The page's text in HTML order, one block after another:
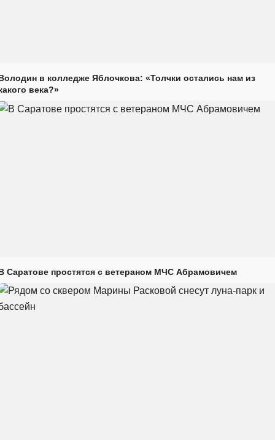
в колледже Яблочкова: «Толчки остались нам из
века?»
Саратове простятся с ветераном МЧС Абрамовичем